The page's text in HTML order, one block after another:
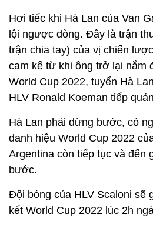
Hơi tiếc khi Hà Lan của Van
lội ngược dòng. Đây là trận
trận chia tay) của vị chiến
cam kể từ khi ông trở lại nắm
World Cup 2022, tuyển Hà
HLV Ronald Koeman tiếp
Hà Lan phải dừng bước, có
danh hiệu World Cup 2022
Argentina còn tiếp tục và đến
bước.
Đội bóng của HLV Scaloni sẽ
kết World Cup 2022 lúc 2h